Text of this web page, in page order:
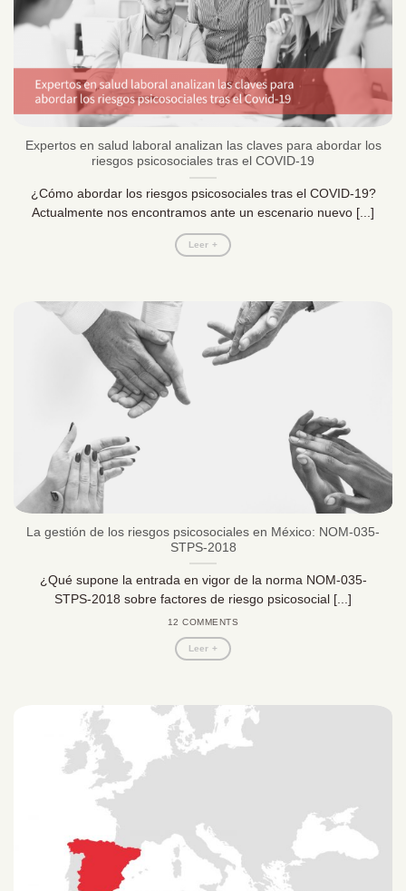
Expertos en salud laboral analizan las claves para abordar los
riesgos psicosociales tras el COVID-19
¿Cómo abordar los riesgos psicosociales tras el COVID-19?
Actualmente nos encontramos ante un escenario nuevo [...]
Leer +
La gestión de los riesgos psicosociales en México: NOM-035-
STPS-2018
¿Qué supone la entrada en vigor de la norma NOM-035-
STPS-2018 sobre factores de riesgo psicosocial [...]
12 COMMENTS
Leer +